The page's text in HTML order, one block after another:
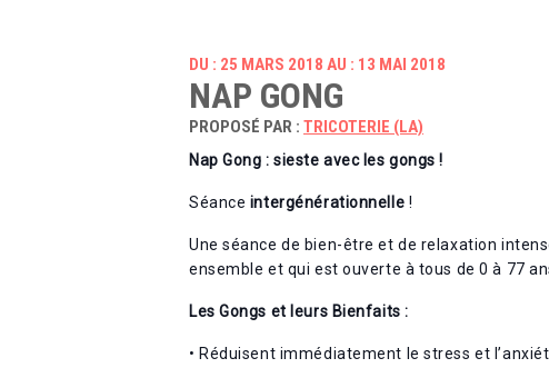
DU : 25 MARS 2018 AU : 13 MAI 2018
NAP GONG
PROPOSÉ PAR : TRICOTERIE (LA)
Nap Gong : sieste avec les gongs !
Séance intergénérationnelle !
Une séance de bien-être et de relaxation
ensemble et qui est ouverte à tous de 0 à 77
Les Gongs et leurs Bienfaits :
• Réduisent immédiatement le stress et